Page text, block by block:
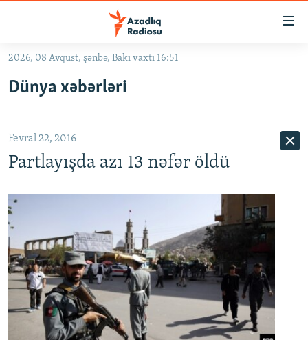
Əsas
qayıt
qayıt
Axtarışa
#İZAHLA
FƏRQƏ BAX
QANUNI DOĞRU
ARAŞDIRMA
MULTIMEDIA
VIDEO
FOTOQALEREYA
İNFOQRAFIKA
RADIO ARXIV
OXU ZALI
AZƏRBAYCAN ƏDƏBIYYATI KITABXANASI
HAQQIMIZDA
MISSIYAMIZ
BIZI IZLƏ
2026, 08 Avqust, şənbə, Bakı vaxtı 16:51
Dünya xəbərləri
Fevral 22, 2016
Partlayışda azı 13 nəfər öldü